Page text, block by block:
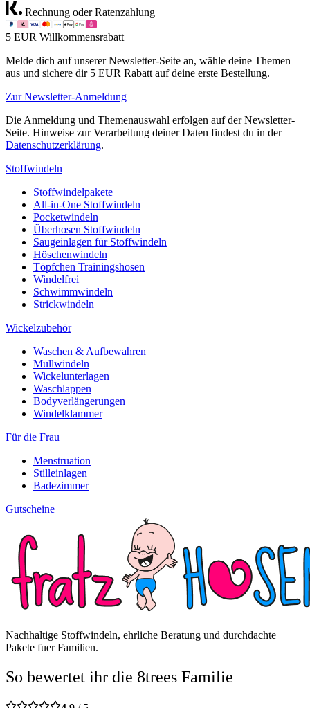
Rechnung oder Ratenzahlung
5 EUR Willkommensrabatt
Melde dich auf unserer Newsletter-Seite an, wähle deine Themen
aus und sichere dir 5 EUR Rabatt auf deine erste Bestellung.
Zur Newsletter-Anmeldung
Die Anmeldung und Themenauswahl erfolgen auf der Newsletter-
Seite. Hinweise zur Verarbeitung deiner Daten findest du in der
Datenschutzerklärung.
Stoffwindeln
Stoffwindelpakete
All-in-One Stoffwindeln
Pocketwindeln
Überhosen Stoffwindeln
Saugeinlagen für Stoffwindeln
Höschenwindeln
Töpfchen Trainingshosen
Windelfrei
Schwimmwindeln
Strickwindeln
Wickelzubehör
Waschen & Aufbewahren
Mullwindeln
Wickelunterlagen
Waschlappen
Bodyverlängerungen
Windelklammer
Für die Frau
Menstruation
Stilleinlagen
Badezimmer
Gutscheine
Nachhaltige Stoffwindeln, ehrliche Beratung und durchdachte
Pakete fuer Familien.
So bewertet ihr die 8trees Familie